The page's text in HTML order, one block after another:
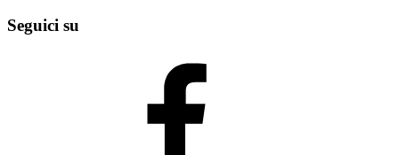
Seguici su